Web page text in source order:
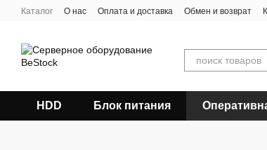
Перейти к основному контенту
Каталог О нас Оплата и доставка Обмен и возврат
HDD Блок питания